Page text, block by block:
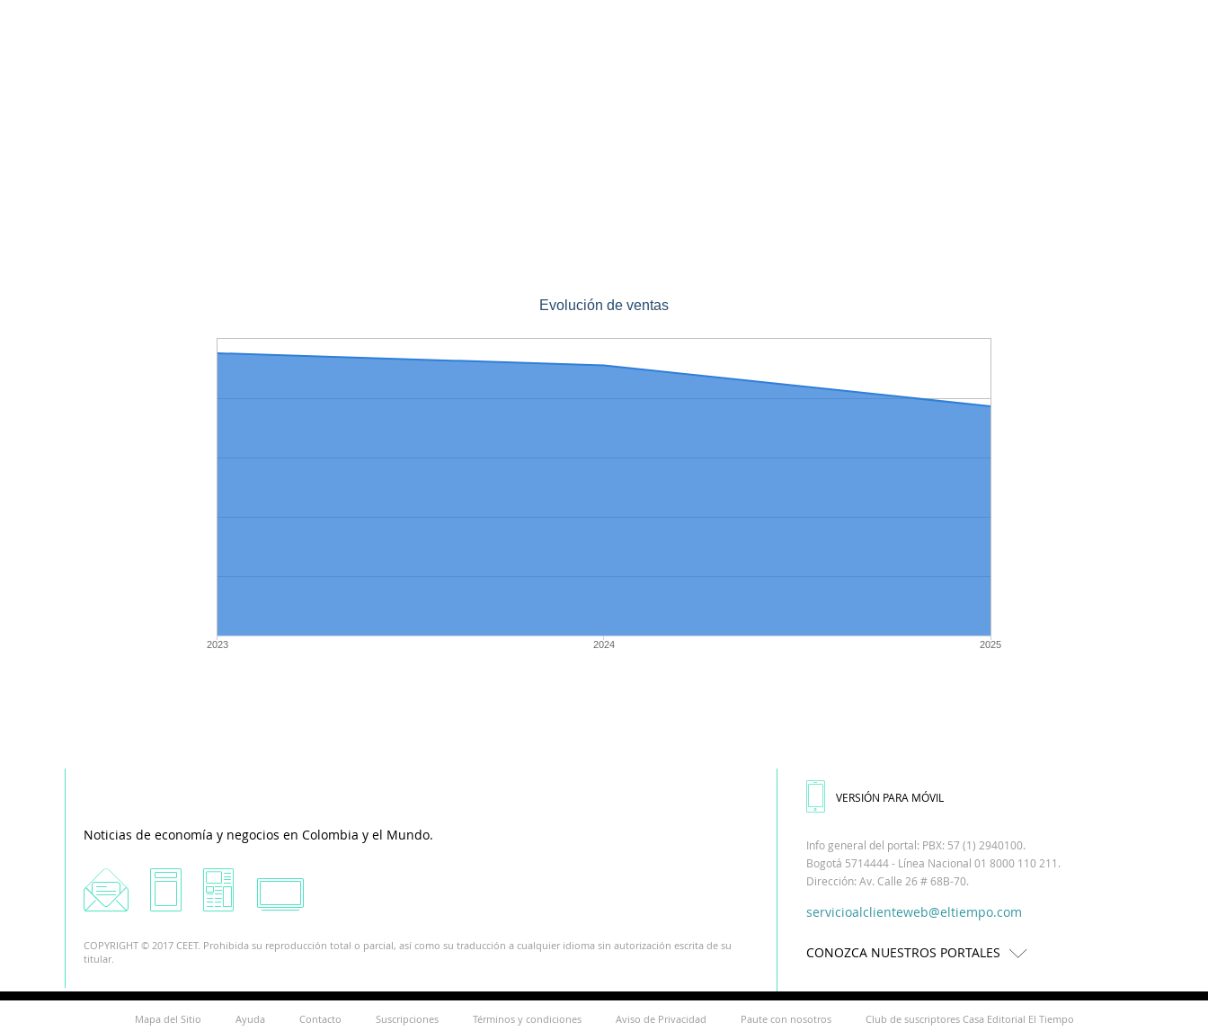
Evolución de ventas
2023 2024 2025
Noticias de economía y negocios en Colombia y el Mundo.
COPYRIGHT © 2017 CEET. Prohibida su reproducción total o parcial, así como su traducción a cualquier idioma sin autorización escrita de su
titular.
VERSIÓN PARA MÓVIL
Info general del portal: PBX: 57 (1) 2940100.
Bogotá 5714444 - Línea Nacional 01 8000 110 211.
Dirección: Av. Calle 26 # 68B-70.
servicioalclienteweb@eltiempo.com
CONOZCA NUESTROS PORTALES
Mapa del Sitio Ayuda Contacto Suscripciones Términos y condiciones Aviso de Privacidad Paute con nosotros Club de suscriptores Casa Editorial El Tiempo